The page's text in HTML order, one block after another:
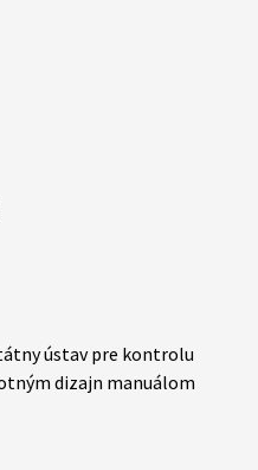
ústav pre kontrolu
dizajn manuálom